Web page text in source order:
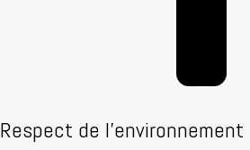
Respect de l'environnement